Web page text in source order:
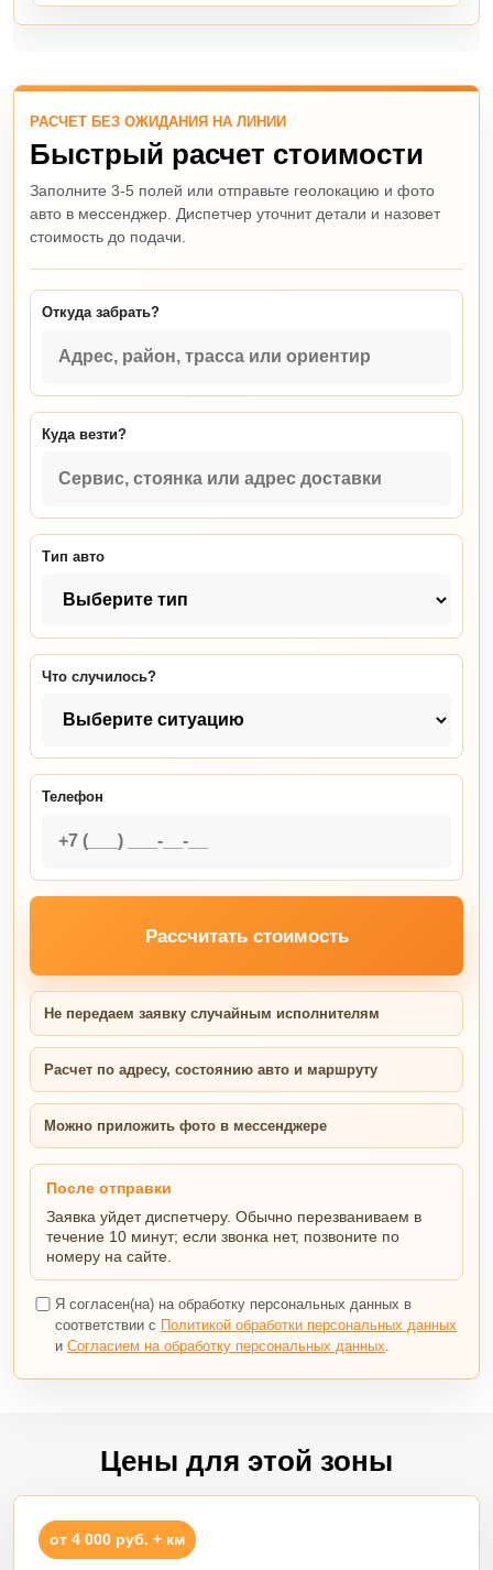
РАСЧЕТ БЕЗ ОЖИДАНИЯ НА ЛИНИИ
Быстрый расчет стоимости
Заполните 3-5 полей или отправьте геолокацию и фото
авто в мессенджер. Диспетчер уточнит детали и назовет
стоимость до подачи.
Откуда забрать?
Куда везти?
Тип авто
Что случилось?
Телефон
Рассчитать стоимость
Не передаем заявку случайным исполнителям
Расчет по адресу, состоянию авто и маршруту
Можно приложить фото в мессенджере
После отправки
Заявка уйдет диспетчеру. Обычно перезваниваем в
течение 10 минут; если звонка нет, позвоните по
номеру на сайте.
Я согласен(на) на обработку персональных данных в
соответствии с Политикой обработки персональных данных
и Согласием на обработку персональных данных.
Цены для этой зоны
от 4 000 руб. + км